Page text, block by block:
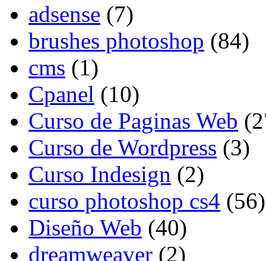
adsense (7)
brushes photoshop (84)
cms (1)
Cpanel (10)
Curso de Paginas Web
Curso de Wordpress (3)
Curso Indesign (2)
curso photoshop cs4 (56)
Diseño Web (40)
dreamweaver (2)